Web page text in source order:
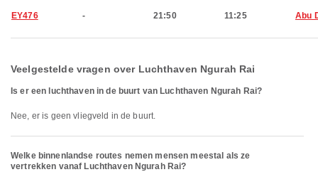
EY476 - 21:50 11:25 Abu
Veelgestelde vragen over Luchthaven Ngurah Rai
Is er een luchthaven in de buurt van Luchthaven Ngurah Rai?
Nee, er is geen vliegveld in de buurt.
Welke binnenlandse routes nemen mensen meestal als ze
vertrekken vanaf Luchthaven Ngurah Rai?